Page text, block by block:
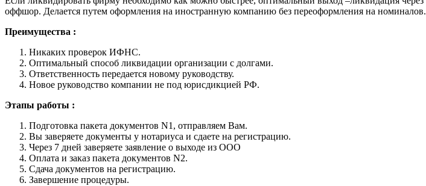
оффшор. Делается путем оформления на иностранную компанию без переоформления на номиналов.
Преимущества :
Никаких проверок ИФНС.
Оптимальный способ ликвидации организации с долгами.
Ответственность передается новому руководству.
Новое руководство компании не под юрисдикцией РФ.
Этапы работы :
Подготовка пакета документов N1, отправляем Вам.
Вы заверяете документы у нотариуса и сдаете на регистрацию.
Через 7 дней заверяете заявление о выходе из ООО
Оплата и заказ пакета документов N2.
Сдача документов на регистрацию.
Завершение процедуры.